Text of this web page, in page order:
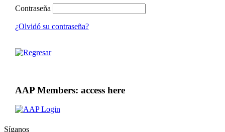
Contraseña
¿Olvidó su contraseña?
AAP Members: access here
Síganos